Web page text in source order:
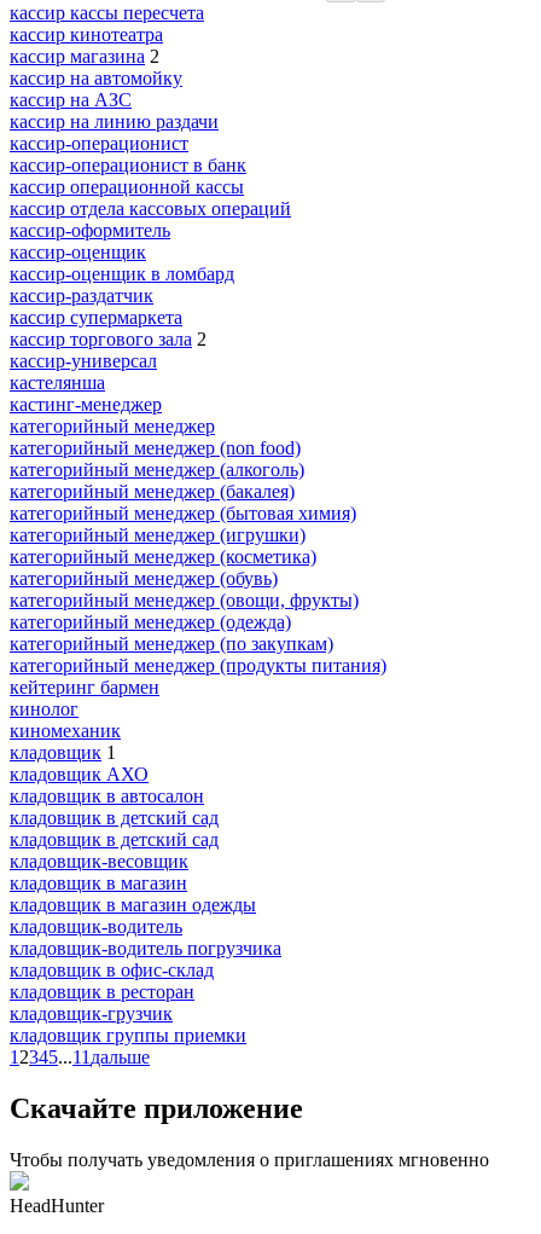
кассир кассы пересчета
кассир кинотеатра
кассир магазина 2
кассир на автомойку
кассир на АЗС
кассир на линию раздачи
кассир-операционист
кассир-операционист в банк
кассир операционной кассы
кассир отдела кассовых операций
кассир-оформитель
кассир-оценщик
кассир-оценщик в ломбард
кассир-раздатчик
кассир супермаркета
кассир торгового зала 2
кассир-универсал
кастелянша
кастинг-менеджер
категорийный менеджер
категорийный менеджер (non food)
категорийный менеджер (алкоголь)
категорийный менеджер (бакалея)
категорийный менеджер (бытовая химия)
категорийный менеджер (игрушки)
категорийный менеджер (косметика)
категорийный менеджер (обувь)
категорийный менеджер (овощи, фрукты)
категорийный менеджер (одежда)
категорийный менеджер (по закупкам)
категорийный менеджер (продукты питания)
кейтеринг бармен
кинолог
киномеханик
кладовщик 1
кладовщик АХО
кладовщик в автосалон
кладовщик в детский сад
кладовщик в детский сад
кладовщик-весовщик
кладовщик в магазин
кладовщик в магазин одежды
кладовщик-водитель
кладовщик-водитель погрузчика
кладовщик в офис-склад
кладовщик в ресторан
кладовщик-грузчик
кладовщик группы приемки
1 2345...11 дальше
Скачайте приложение
Чтобы получать уведомления о приглашениях мгновенно
HeadHunter